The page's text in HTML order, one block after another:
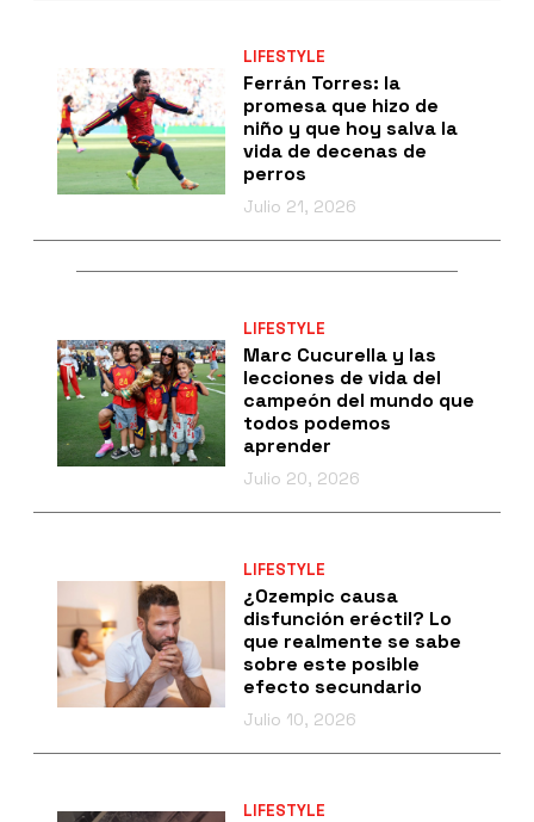
LIFESTYLE
Ferrán Torres: la
promesa que hizo de
niño y que hoy salva la
vida de decenas de
perros
Julio 21, 2026
LIFESTYLE
Marc Cucurella y las
lecciones de vida del
campeón del mundo que
todos podemos
aprender
Julio 20, 2026
LIFESTYLE
¿Ozempic causa
disfunción eréctil? Lo
que realmente se sabe
sobre este posible
efecto secundario
Julio 10, 2026
LIFESTYLE